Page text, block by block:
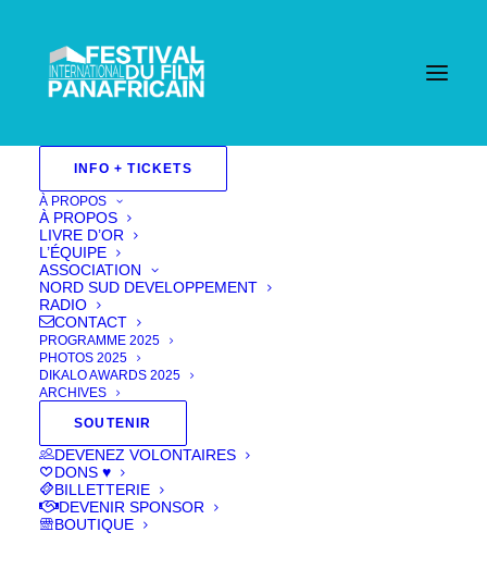
INFO + TICKETS
À PROPOS
À PROPOS
LIVRE D’OR
L’ÉQUIPE
ASSOCIATION
NORD SUD DEVELOPPEMENT
RADIO
CONTACT
PROGRAMME 2025
PHOTOS 2025
DIKALO AWARDS 2025
ARCHIVES
SOUTENIR
DEVENEZ VOLONTAIRES
DONS ♥
BILLETTERIE
DEVENIR SPONSOR
BOUTIQUE
Events - Festival International Du Film Pan Africain
Court Metrage 2025
VA-T-IL SE PASSER MAINTENANT ? (WHAT
HAPPENS NOW?) [Sélection officielle/Official
selection]